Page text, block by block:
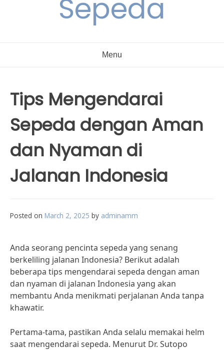
Sepeda
Menu
Tips Mengendarai
Sepeda dengan Aman
dan Nyaman di
Jalanan Indonesia
Posted on March 2, 2025 by adminamm
Anda seorang pencinta sepeda yang senang
berkeliling jalanan Indonesia? Berikut adalah
beberapa tips mengendarai sepeda dengan aman
dan nyaman di jalanan Indonesia yang akan
membantu Anda menikmati perjalanan Anda tanpa
khawatir.
Pertama-tama, pastikan Anda selalu memakai helm
saat mengendarai sepeda. Menurut Dr. Sutopo